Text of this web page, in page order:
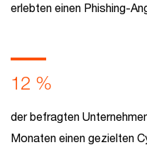
erlebten einen Phishing-
12 %
der befragten
Monaten einen gezielten